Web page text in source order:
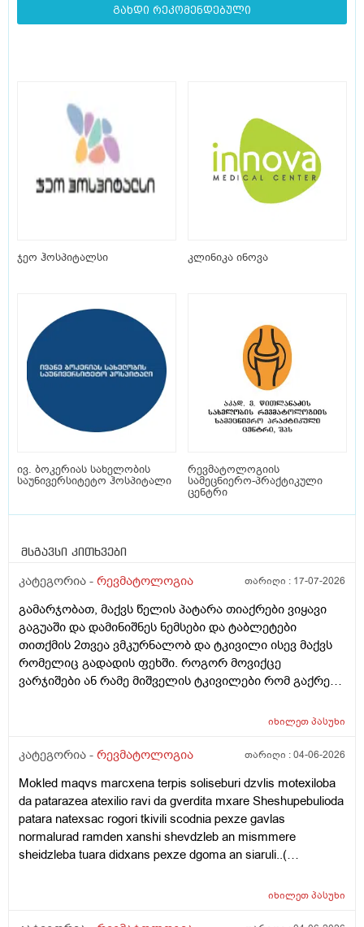
გახდი რეკომენდებული
ჯეო ჰოსპიტალსი კლინიკა ინოვა
ივ. ბოკერიას სახელობის
საუნივერსიტეტო ჰოსპიტალი
რევმატოლოგიის
სამეცნიერო-პრაქტიკული
ცენტრი
მსგავსი კითხვები
კატეგორია - რევმატოლოგია თარიღი : 17-07-2026
გამარჯობათ, მაქვს წელის პატარა თიაქრები ვიყავი
გაგუაში და დამინიშნეს ნემსები და ტაბლეტები
თითქმის 2თვეა ვმკურნალობ და ტკივილი ისევ მაქვს
რომელიც გადადის ფეხში. როგორ მოვიქცე
ვარჯიშები ან რამე მიშველის ტკივილები რომ გაქრეს.
ვერც დავრბივარ.ტკივილი ცოტა მაშინ მიმსუბუქდება
და როგორი შედეგი მექნება ან რა გავიკეთო გთხოვთ
იხილეთპასუხი
კატეგორია - რევმატოლოგია თარიღი :04-06-2026
Mokled maqvs marcxena terpis soliseburi dzvlis motexiloba
da patarazea atexilio ravi da gverdita mxare Sheshupebulioda
patara natexsac rogori tkivili scodnia pexze gavlas
normalurad ramden xanshi shevdzleb an mismmere
sheidzleba tuara didxans pexze dgoma an siaruli..(
davwve rogor davwve marcxena mxares ro vwvebi dzilis
იხილეთპასუხი